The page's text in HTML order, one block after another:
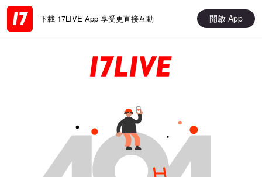
下載 17LIVE App 享受更直接互動 開啟 App